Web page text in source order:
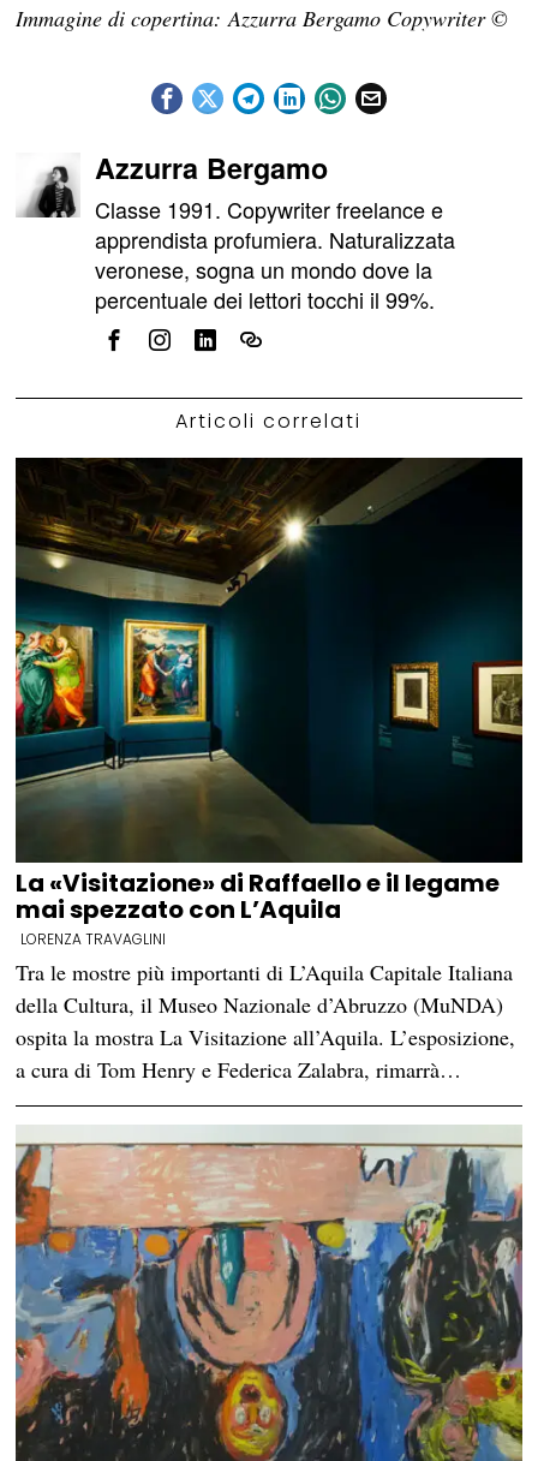
Immagine di copertina: Azzurra Bergamo Copywriter ©
Azzurra Bergamo
Classe 1991. Copywriter freelance e
apprendista profumiera. Naturalizzata
veronese, sogna un mondo dove la
percentuale dei lettori tocchi il 99%.
Articoli correlati
La «Visitazione» di Raffaello e il legame
mai spezzato con L’Aquila
LORENZA TRAVAGLINI
Tra le mostre più importanti di L’Aquila Capitale Italiana
della Cultura, il Museo Nazionale d’Abruzzo (MuNDA)
ospita la mostra La Visitazione all’Aquila. L’esposizione,
a cura di Tom Henry e Federica Zalabra, rimarrà…